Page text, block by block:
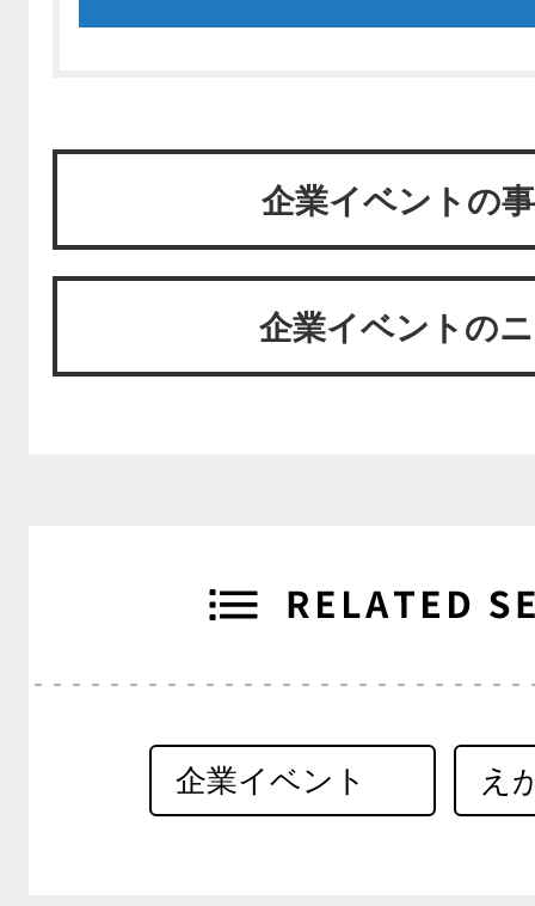
企業イベントの
企業イベントの
企業イベント え